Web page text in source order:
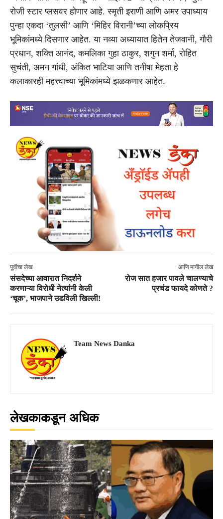
रोजी स्टार प्लसवर होणार आहे. स्मृती इराणी आणि अमर उपाध्याय
पुन्हा एकदा ‘तुलसी’ आणि ‘मिहिर विरानी’च्या लोकप्रिय
भूमिकांमध्ये दिसणार आहेत. या नव्या अध्यायात हितेन तेजवानी, गौरी
प्रधान, शक्ति आनंद, कमलिका गुहा ठाकुर, शगुन शर्मा, रोहित
सुचंती, अमन गांधी, अंकित भाटिया आणि तनीषा मेहता हे
कलाकारही महत्त्वाच्या भूमिकांमध्ये झळकणार आहेत.
पूर्वीचा लेख
संसदेच्या आवारात निदर्शने
करणाऱ्या विरोधी नेत्यांनी केली
‘चूक’, भाजपाने उडविली खिल्ली!
आणि मागील लेख
रोज सात हजार पावले चालण्याचे
प्रचंड फायदे कोणते ?
Team News Danka
लेखकाकडून अधिक